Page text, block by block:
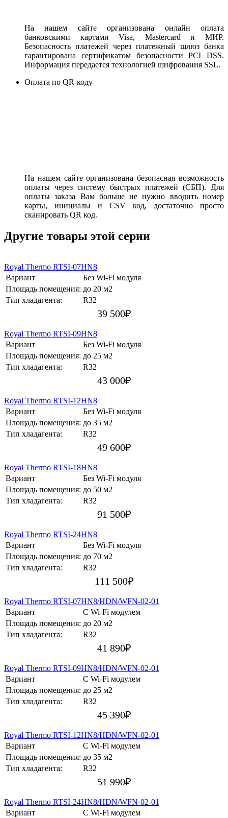
На нашем сайте организована онлайн оплата
банковскими картами Visa, Mastercard и МИР.
Безопасность платежей через платежный шлюз банка
гарантирована сертификатом безопасности PCI DSS.
Информация передается технологией шифрования SSL.
Оплата по QR-коду
На нашем сайте организована безопасная возможность
оплаты через систему быстрых платежей (СБП). Для
оплаты заказа Вам больше не нужно вводить номер
карты, инициалы и CSV код, достаточно просто
сканировать QR код.
Другие товары этой серии
Royal Thermo RTSI-07HN8
Вариант
Без Wi-Fi модуля
Площадь помещения: до 20 м2
Тип хладагента:
R32
39 500₽
Royal Thermo RTSI-09HN8
Вариант
Без Wi-Fi модуля
Площадь помещения: до 25 м2
Тип хладагента:
R32
43 000₽
Royal Thermo RTSI-12HN8
Вариант
Без Wi-Fi модуля
Площадь помещения: до 35 м2
Тип хладагента:
R32
49 600₽
Royal Thermo RTSI-18HN8
Вариант
Без Wi-Fi модуля
Площадь помещения: до 50 м2
Тип хладагента:
R32
91 500₽
Royal Thermo RTSI-24HN8
Вариант
Без Wi-Fi модуля
Площадь помещения: до 70 м2
Тип хладагента:
R32
111 500₽
Royal Thermo RTSI-07HN8/HDN/WFN-02-01
Вариант
С Wi-Fi модулем
Площадь помещения: до 20 м2
Тип хладагента:
R32
41 890₽
Royal Thermo RTSI-09HN8/HDN/WFN-02-01
Вариант
С Wi-Fi модулем
Площадь помещения: до 25 м2
Тип хладагента:
R32
45 390₽
Royal Thermo RTSI-12HN8/HDN/WFN-02-01
Вариант
С Wi-Fi модулем
Площадь помещения: до 35 м2
Тип хладагента:
R32
51 990₽
Royal Thermo RTSI-24HN8/HDN/WFN-02-01
Вариант
С Wi-Fi модулем